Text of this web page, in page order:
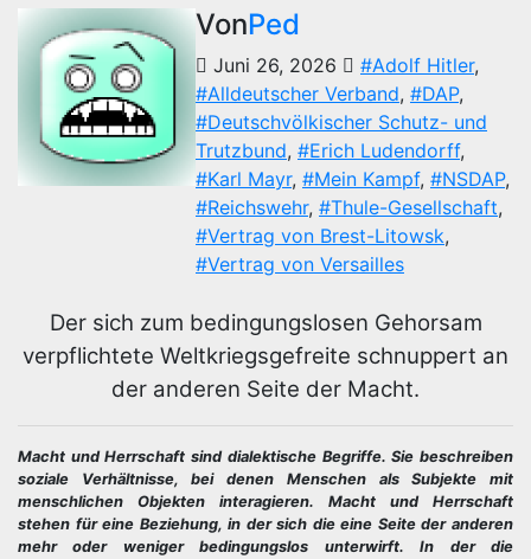
VonPed
Juni 26, 2026 #Adolf Hitler,
#Alldeutscher Verband, #DAP,
#Deutschvölkischer Schutz- und
Trutzbund, #Erich Ludendorff,
#Karl Mayr, #Mein Kampf, #NSDAP,
#Reichswehr, #Thule-Gesellschaft,
#Vertrag von Brest-Litowsk,
#Vertrag von Versailles
Der sich zum bedingungslosen Gehorsam
verpflichtete Weltkriegsgefreite schnuppert an
der anderen Seite der Macht.
Macht und Herrschaft sind dialektische Begriffe. Sie beschreiben
soziale Verhältnisse, bei denen Menschen als Subjekte mit
menschlichen Objekten interagieren. Macht und Herrschaft
stehen für eine Beziehung, in der sich die eine Seite der anderen
mehr oder weniger bedingungslos unterwirft. In der die